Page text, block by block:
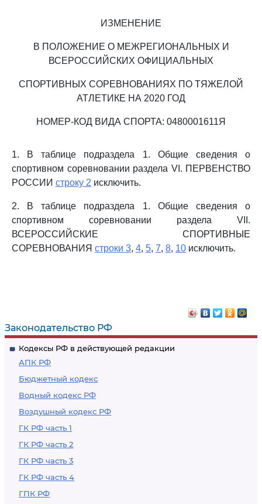
Законодательство РФ
Кодексы РФ в действующей редакции
АПК РФ
Бюджетный кодекс
Водный кодекс РФ
Воздушный кодекс РФ
ГК РФ часть 1
ГК РФ часть 2
ГК РФ часть 3
ГК РФ часть 4
ГПК РФ
ИЗМЕНЕНИЕ
В ПОЛОЖЕНИЕ О МЕЖРЕГИОНАЛЬНЫХ И
ВСЕРОССИЙСКИХ ОФИЦИАЛЬНЫХ
СПОРТИВНЫХ СОРЕВНОВАНИЯХ ПО ТЯЖЕЛОЙ
АТЛЕТИКЕ НА 2020 ГОД
НОМЕР-КОД ВИДА СПОРТА: 0480001611Я
1. В таблице подраздела 1. Общие сведения о
спортивном соревновании раздела VI. ПЕРВЕНСТВО
РОССИИ строку 2 исключить.
2. В таблице подраздела 1. Общие сведения о
спортивном соревновании раздела VII.
ВСЕРОССИЙСКИЕ СПОРТИВНЫЕ
СОРЕВНОВАНИЯ строки 3, 4, 5, 7, 8, 10 исключить.